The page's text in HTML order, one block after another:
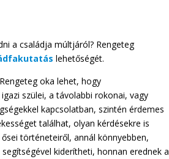
a családja múltjáról? Rengeteg
lehetőségét.
oka lehet, hogy
szülei, a távolabbi rokonai, vagy
kapcsolatban, szintén érdemes
találhat, olyan kérdésekre is
történeteiről, annál könnyebben,
segítségével kiderítheti, honnan erednek a